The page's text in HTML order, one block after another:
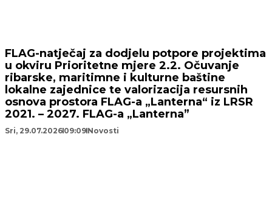
FLAG-natječaj za dodjelu potpore projektima
u okviru Prioritetne mjere 2.2. Očuvanje
ribarske, maritimne i kulturne baštine
lokalne zajednice te valorizacija resursnih
osnova prostora FLAG-a „Lanterna“ iz LRSR
2021. – 2027. FLAG-a „Lanterna”
Sri, 29.07.2026 09:09 Novosti